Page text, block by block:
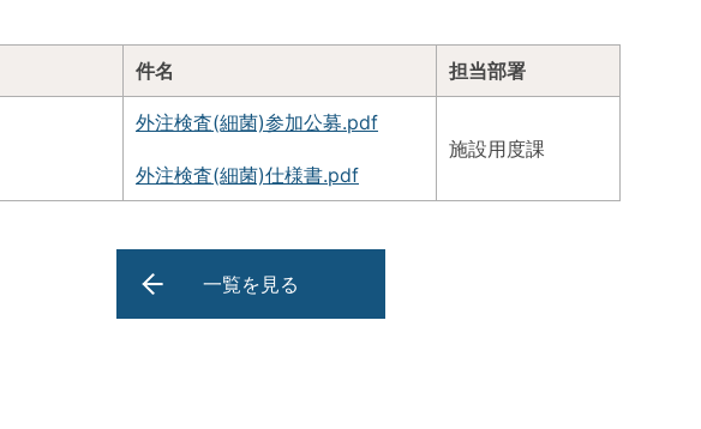
件名 担当部署
外注検査(細菌)参加公募.pdf
外注検査(細菌)仕様書.pdf
施設用度課
一覧を見る